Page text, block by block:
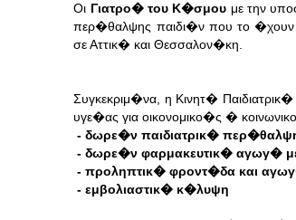
Oι Γιατρο� του Κ�σμου με την
περ�θαλψης παιδι�ν που το �χουν
σε Αττικ� και Θεσσαλον�κη.
Συγκεκριμ�να, η Κινητ�
υγε�ας για οικονομικο�ς �
- δωρε�ν παιδιατρικ�
- δωρε�ν φαρμακευτικ� αγωγ�
- προληπτικ� φροντ�δα και
- εμβολιαστικ� κ�λυψη